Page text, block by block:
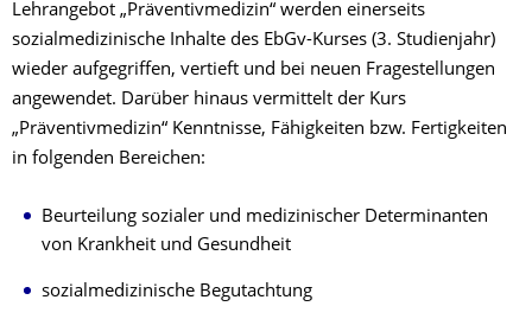
Lehrangebot „Präventivmedizin“ werden einerseits
sozialmedizinische Inhalte des EbGv-Kurses (3. Studienjahr)
wieder aufgegriffen, vertieft und bei neuen Fragestellungen
angewendet. Darüber hinaus vermittelt der Kurs
„Präventivmedizin“ Kenntnisse, Fähigkeiten bzw. Fertigkeiten
in folgenden Bereichen:
Beurteilung sozialer und medizinischer Determinanten
von Krankheit und Gesundheit
sozialmedizinische Begutachtung